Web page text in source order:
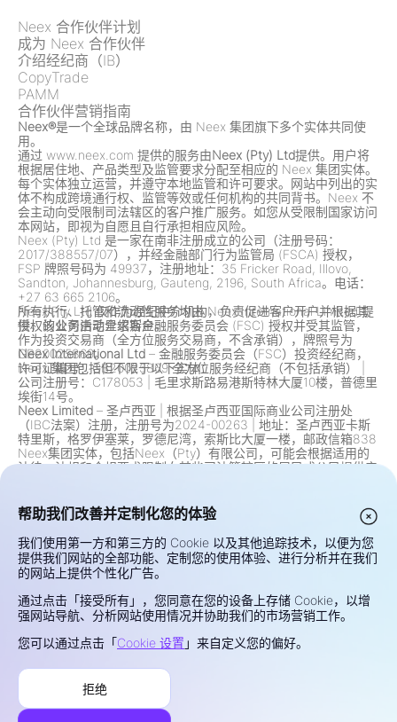
Neex 合作伙伴计划
成为 Neex 合作伙伴
介绍经纪商（IB）
CopyTrade
PAMM
合作伙伴营销指南
Neex®是一个全球品牌名称，由 Neex 集团旗下多个实体共同使
用。
通过 www.neex.com 提供的服务由Neex (Pty) Ltd提供。用户将
根据居住地、产品类型及监管要求分配至相应的 Neex 集团实体。
每个实体独立运营，并遵守本地监管和许可要求。网站中列出的实
体不构成跨境通行权、监管等效或任何机构的共同背书。Neex 不
会主动向受限制司法辖区的客户推广服务。如您从受限制国家访问
本网站，即视为自愿且自行承担相应风险。
Neex (Pty) Ltd 是一家在南非注册成立的公司（注册号码：
2017/388557/07），并经金融部门行为监管局 (FSCA) 授权，
FSP 牌照号码为 49937，注册地址：35 Fricker Road, Illovo,
Sandton, Johannesburg, Gauteng, 2196, South Africa。电话：
+27 63 665 2106。
Neex Pty Ltd 仅作为经纪中介机构，负责促进客户开户并根据其
授权的业务活动介绍客户。
所有执行、托管和流动性服务均由 Neex International Limited 提
供，该公司由毛里求斯金融服务委员会 (FSC) 授权并受其监管，
作为投资交易商（全方位服务交易商，不含承销），牌照号为
GB20025869。
Neex 集团包括但不限于以下实体：
Neex International Ltd – 金融服务委员会（FSC）投资经纪商，
许可证编号：GB20025869 全方位服务经纪商（不包括承销）
公司注册号：C178053
毛里求斯路易港斯特林大厦10楼，普德里
埃街14号。
Neex Limited – 圣卢西亚
根据圣卢西亚国际商业公司注册处
（IBC法案）注册，注册号为2024-00263
地址：圣卢西亚卡斯
特里斯，格罗伊塞莱，罗德尼湾，索斯比大厦一楼，邮政信箱838
Neex集团实体，包括Neex（Pty）有限公司，可能会根据适用的
法律、法规和合规要求限制向某些司法管辖区的居民或公民提供产
变化不断审查和更新其限制。
风险提示：差价合约（CFD）与外汇（Forex）为杠杆产品，具有
较高风险，可能迅速造成资金损失。该类交易并不适合所有投资
者。您的盈亏将直接受市场价格波动影响。交易前请慎重考虑您的
投资目标、经验水平、财务状况及风险承受能力。如对风险或交易
条款有疑问，请寻求具资格的财务顾问的独立建议。请勿使用无法
承受亏损的资金进行交易。
隐私与安全
使用条款
风险披露
投诉处理
帮助我们改善并定制化您的体验
我们使用第一方和第三方的 Cookie 以及其他追踪技术，以便为您
提供我们网站的全部功能、定制您的使用体验、进行分析并在我们
的网站上提供个性化广告。
通过点击「接受所有」，您同意在您的设备上存储 Cookie，以增
强网站导航、分析网站使用情况并协助我们的市场营销工作。
您可以通过点击「Cookie 设置 」来自定义您的偏好。
拒绝